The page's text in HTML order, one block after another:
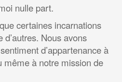
nulle part.
certaines incarnations
Nous avons
d’appartenance à
même à notre mission de